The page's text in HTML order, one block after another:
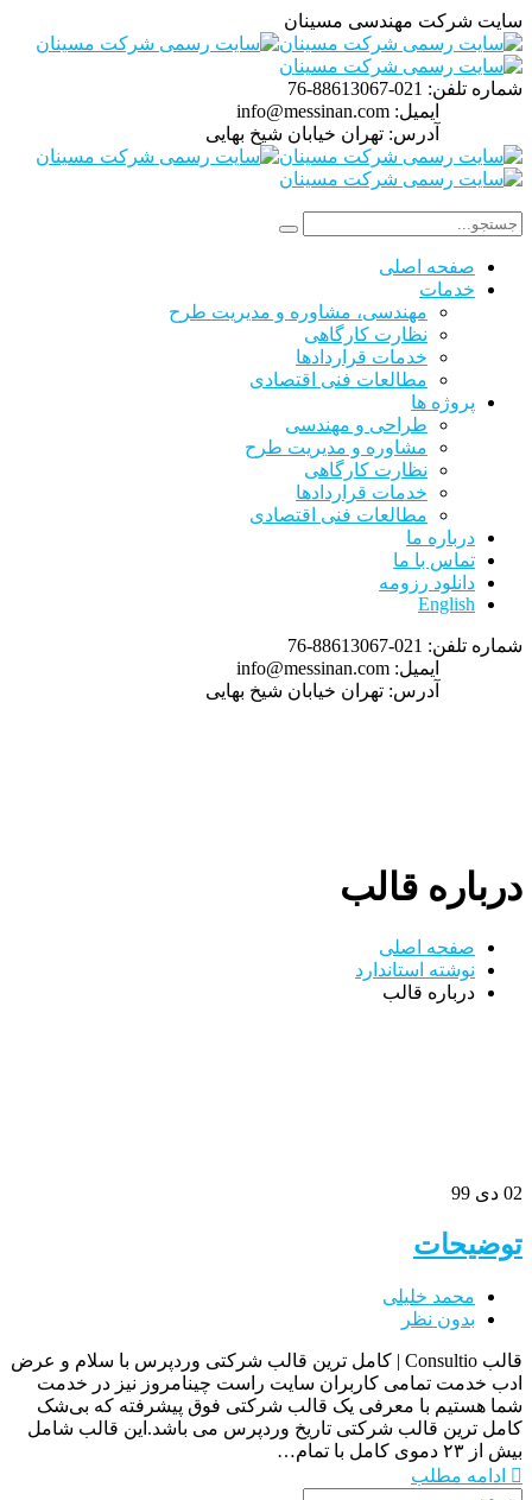
سایت شرکت مهندسی مسینان
شماره تلفن: 021-88613067-76
ایمیل: info@messinan.com
آدرس: تهران خیابان شیخ بهایی
صفحه اصلی
خدمات
مهندسی، مشاوره و مدیریت طرح
نظارت کارگاهی
خدمات قراردادها
مطالعات فنی اقتصادی
پروژه ها
طراحی و مهندسی
مشاوره و مدیریت طرح
نظارت کارگاهی
خدمات قراردادها
مطالعات فنی اقتصادی
درباره ما
تماس با ما
دانلود رزومه
English
شماره تلفن: 021-88613067-76
ایمیل: info@messinan.com
آدرس: تهران خیابان شیخ بهایی
درباره قالب
صفحه اصلی
نوشته استاندارد
درباره قالب
02 دی 99
توضیحات
محمد خلیلی
بدون نظر
قالب Consultio | کامل ترین قالب شرکتی وردپرس با سلام و عرض
ادب خدمت تمامی کاربران سایت راست چینامروز نیز در خدمت
شما هستیم با معرفی یک قالب شرکتی فوق پیشرفته که بی‌شک
کامل ترین قالب شرکتی تاریخ وردپرس می باشد.این قالب شامل
بیش از ۲۳ دموی کامل با تمام…
ادامه مطلب